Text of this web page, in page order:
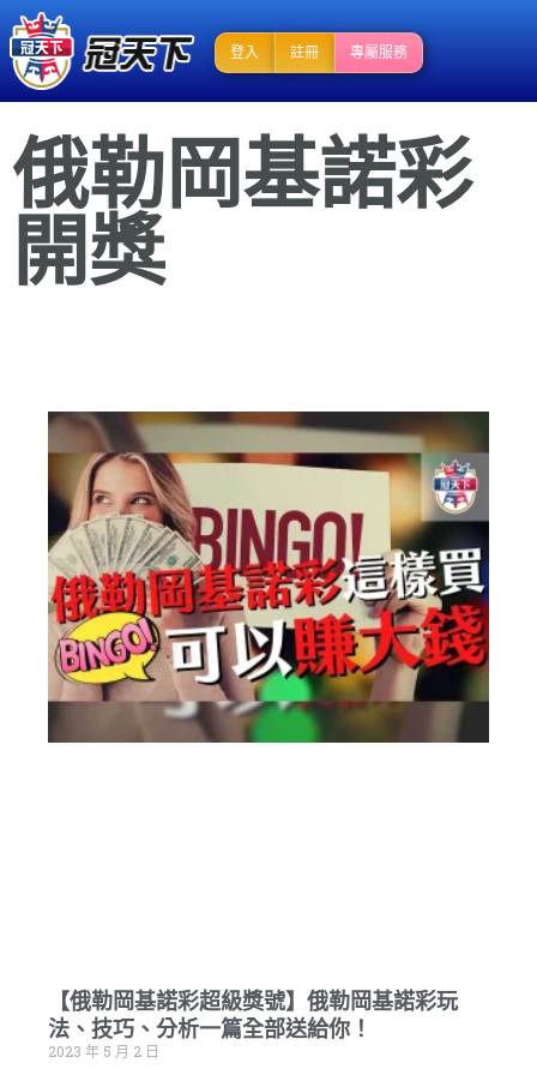
登入 註冊 專屬服務
俄勒岡基諾彩
開獎
【俄勒岡基諾彩超級獎號】俄勒岡基諾彩玩
法、技巧、分析一篇全部送給你！
2023 年 5 月 2 日